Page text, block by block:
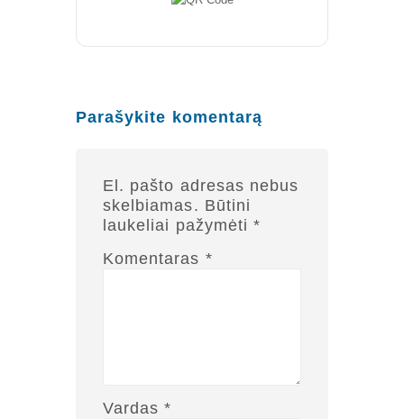
Parašykite komentarą
El. pašto adresas nebus
skelbiamas. Būtini
laukeliai pažymėti *
Komentaras *
Vardas*
Nagevičiaus g. 3, Vilnius
info@vaa.lt